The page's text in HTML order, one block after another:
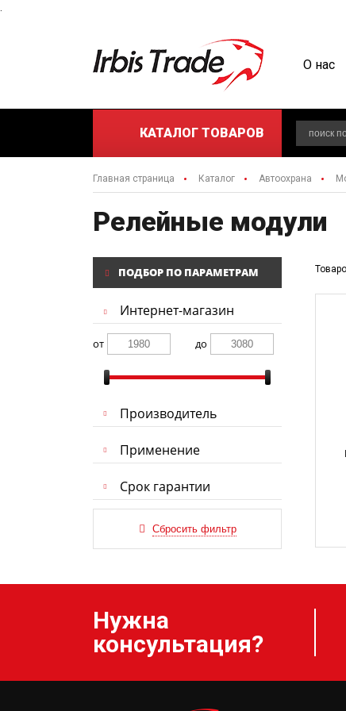
О нас
КАТАЛОГ ТОВАРОВ
Главная страница Каталог Автоохрана
Релейные модули
ПОДБОР ПО ПАРАМЕТРАМ
Интернет-магазин
от до
Производитель
Применение
Срок гарантии
Нужна
консультация?